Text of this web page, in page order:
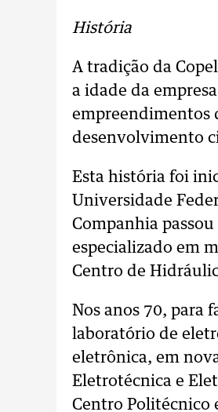
História
A tradição da
a idade da
empreendimentos
desenvolvimento
Esta história foi
Universidade
Companhia
especializado em
Centro de
Nos anos 70, para
laboratório de
eletrônica, em
Eletrotécnica e
Centro Politécnico